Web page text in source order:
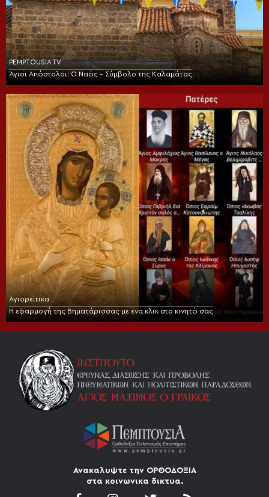
PEMPTOUSIA TV
Άγιοι Απόστολοι: Ο Ναός – Σύμβολο της Καλαμάτας
Αγιορείτικα
Η εφαρμογή της Βηματάρισσας με ένα κλικ στο κινητό σας
Ανακαλυψτε την ΟΡΘΟΔΟΞΙΑ
στα κοινωνικα δικτυα.